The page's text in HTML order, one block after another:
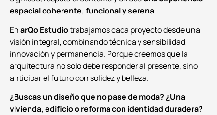
espacial coherente, funcional y serena.
EnarQo Estudiotrabajamos cada proyecto desde una
visión integral, combinando técnica y sensibilidad,
innovación y permanencia. Porque creemos que la
arquitectura no solo debe responder al presente, sino
anticipar el futuro con solidez y belleza.
¿Buscas un diseño que no pase de moda? ¿Una
vivienda, edificio o reforma con identidad duradera?